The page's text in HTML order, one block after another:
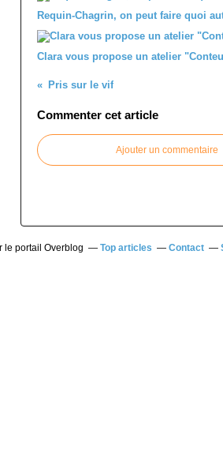
Requin-Chagrin, on peut faire quoi
Clara vous propose un atelier
Pris sur le vif
Commenter cet article
Ajouter un commentaire
le portail Overblog Top articles Contact